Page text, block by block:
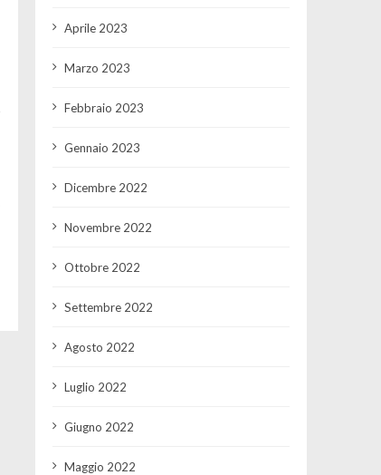
Aprile 2023
Marzo 2023
Febbraio 2023
Gennaio 2023
Dicembre 2022
Novembre 2022
Ottobre 2022
Settembre 2022
Agosto 2022
Luglio 2022
Giugno 2022
Maggio 2022